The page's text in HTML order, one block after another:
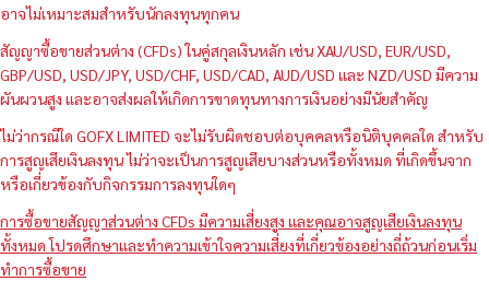
อาจไม่เหมาะสมสำหรับนักลงทุนทุกคน
สัญญาซื้อขายส่วนต่าง (CFDs) ในคู่สกุลเงินหลัก เช่น XAU/USD, EUR/USD,
GBP/USD, USD/JPY, USD/CHF, USD/CAD, AUD/USD และ NZD/USD มีความ
ผันผวนสูง และอาจส่งผลให้เกิดการขาดทุนทางการเงินอย่างมีนัยสำคัญ
ไม่ว่ากรณีใด GOFX LIMITED จะไม่รับผิดชอบต่อบุคคลหรือนิติบุคคลใด สำหรับ
การสูญเสียเงินลงทุน ไม่ว่าจะเป็นการสูญเสียบางส่วนหรือทั้งหมด ที่เกิดขึ้นจาก
หรือเกี่ยวข้องกับกิจกรรมการลงทุนใดๆ
การซื้อขายสัญญาส่วนต่าง CFDs มีความเสี่ยงสูง และคุณอาจสูญเสียเงินลงทุน
ทั้งหมด โปรดศึกษาและทำความเข้าใจความเสี่ยงที่เกี่ยวข้องอย่างถี่ถ้วนก่อนเริ่ม
ทำการซื้อขาย